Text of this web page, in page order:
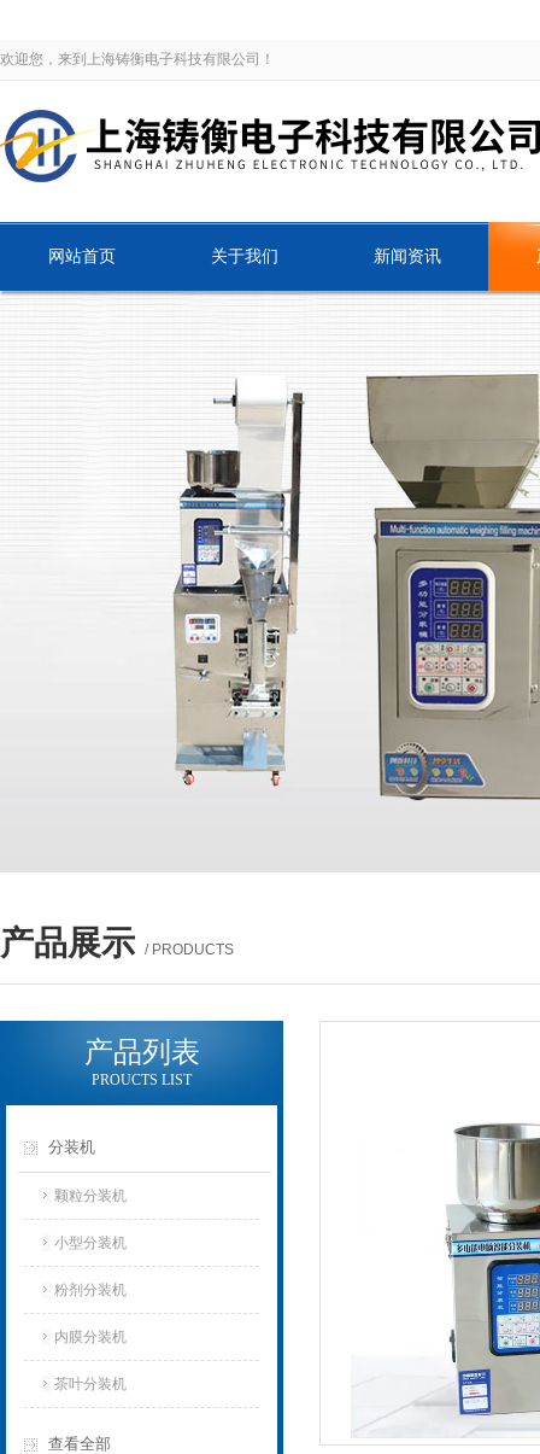
欢迎您，来到上海铸衡电子科技有限公司！
网站首页 关于我们 新闻资讯
产品展示 / PRODUCTS
产品列表
PROUCTS LIST
分装机
颗粒分装机
小型分装机
粉剂分装机
内膜分装机
茶叶分装机
查看全部